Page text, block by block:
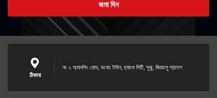
জমা দিন
ঠিকানা
নং ২ অ্যানপিং রোড, ডংবাং টাউন, চ্যাংশু সিটি, সুঝু, জিয়াংসু প্রদেশ